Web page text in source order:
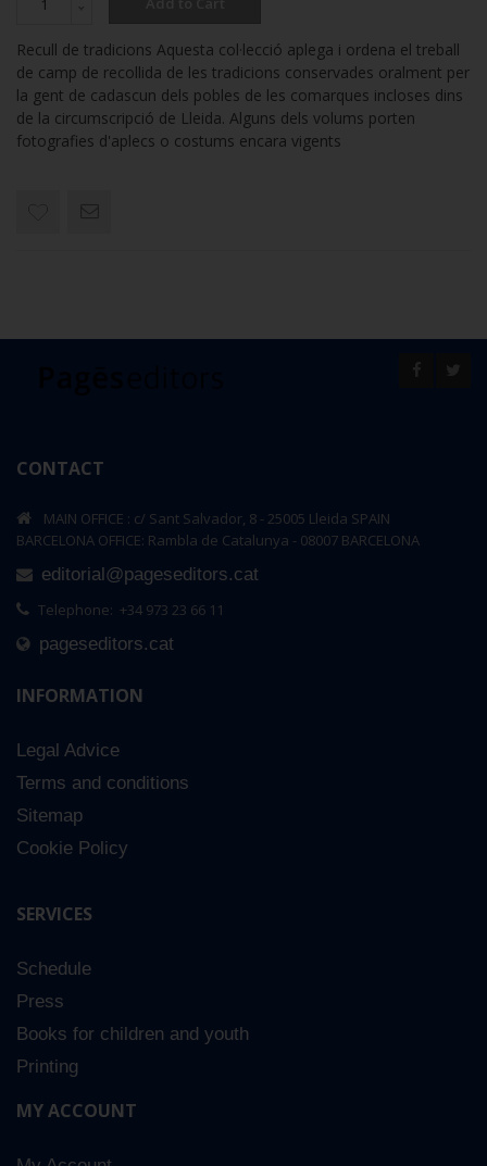
Recull de tradicions Aquesta col·lecció aplega i ordena el treball
de camp de recollida de les tradicions conservades oralment per
la gent de cadascun dels pobles de les comarques incloses dins
de la circumscripció de Lleida. Alguns dels volums porten
fotografies d'aplecs o costums encara vigents
CONTACT
MAIN OFFICE : c/ Sant Salvador, 8 - 25005 Lleida SPAIN
BARCELONA OFFICE: Rambla de Catalunya - 08007 BARCELONA
editorial@pageseditors.cat
Telephone: +34 973 23 66 11
pageseditors.cat
INFORMATION
Legal Advice
Terms and conditions
Sitemap
Cookie Policy
SERVICES
Schedule
Press
Books for children and youth
Printing
MY ACCOUNT